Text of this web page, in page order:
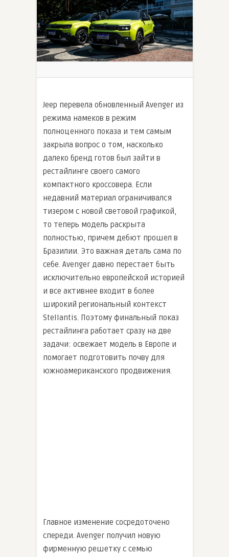
Jeep перевела обновленный Avenger из
режима намеков в режим
полноценного показа и тем самым
закрыла вопрос о том, насколько
далеко бренд готов был зайти в
рестайлинге своего самого
компактного кроссовера. Если
недавний материал ограничивался
тизером с новой световой графикой,
то теперь модель раскрыта
полностью, причем дебют прошел в
Бразилии. Это важная деталь сама по
себе. Avenger давно перестает быть
исключительно европейской историей
и все активнее входит в более
широкий региональный контекст
Stellantis. Поэтому финальный показ
рестайлинга работает сразу на две
задачи: освежает модель в Европе и
помогает подготовить почву для
южноамериканского продвижения.
Главное изменение сосредоточено
спереди. Avenger получил новую
фирменную решетку с семью